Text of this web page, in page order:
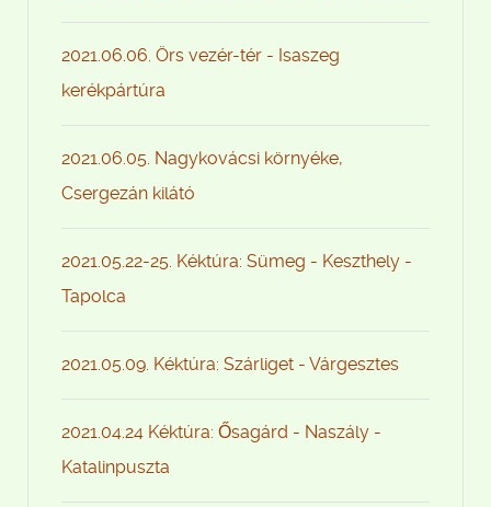
2021.06.06. Örs vezér-tér - Isaszeg
kerékpártúra
2021.06.05. Nagykovácsi környéke,
Csergezán kilátó
2021.05.22-25. Kéktúra: Sümeg - Keszthely -
Tapolca
2021.05.09. Kéktúra: Szárliget - Várgesztes
2021.04.24 Kéktúra: Ősagárd - Naszály -
Katalinpuszta